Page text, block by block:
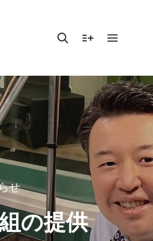
せ
の提供